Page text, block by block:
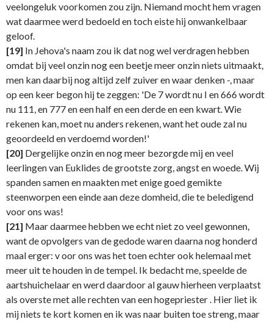
veelongeluk voorkomen zou zijn. Niemand mocht hem vragen
wat daarmee werd bedoeld en toch eiste hij onwankelbaar
geloof.
[19] In Jehova's naam zou ik dat nog wel verdragen hebben
omdat bij veel onzin nog een beetje meer onzin niets uitmaakt,
men kan daarbij nog altijd zelf zuiver en waar denken -, maar
op een keer begon hij te zeggen: 'De 7 wordt nu I en 666 wordt
nu 111, en 777 en een half en een derde en een kwart. Wie
rekenen kan, moet nu anders rekenen, want het oude zal nu
geoordeeld en verdoemd worden!'
[20] Dergelijke onzin en nog meer bezorgde mij en veel
leerlingen van Euklides de grootste zorg, angst en woede. Wij
spanden samen en maakten met enige goed gemikte
steenworpen een einde aan deze domheid, die te beledigend
voor ons was!
[21] Maar daarmee hebben we echt niet zo veel gewonnen,
want de opvolgers van de gedode waren daarna nog honderd
maal erger: v oor ons was het toen echter ook helemaal met
meer uit te houden in de tempel. Ik bedacht me, speelde de
aartshuichelaar en werd daardoor al gauw hierheen verplaatst
als overste met alle rechten van een hogepriester . Hier liet ik
mij niets te kort komen en ik was naar buiten toe streng, maar